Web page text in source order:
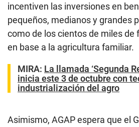
incentiven las inversiones en
pequeños, medianos y grandes
como de los cientos de miles de
en base a la agricultura familiar.
MIRA: La llamada ‘Segunda
inicia este 3 de octubre con
industrialización del agro
Asimismo, AGAP espera que el